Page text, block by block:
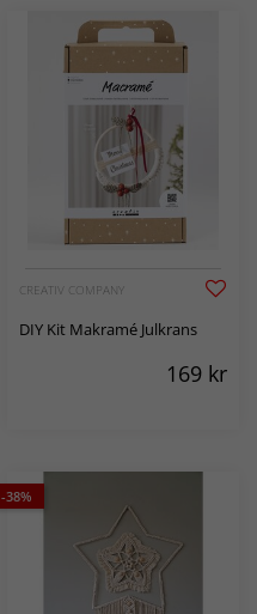
CREATIV COMPANY
DIY Kit Makramé Julkrans
169 kr
-38%